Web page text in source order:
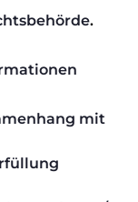
.
mit